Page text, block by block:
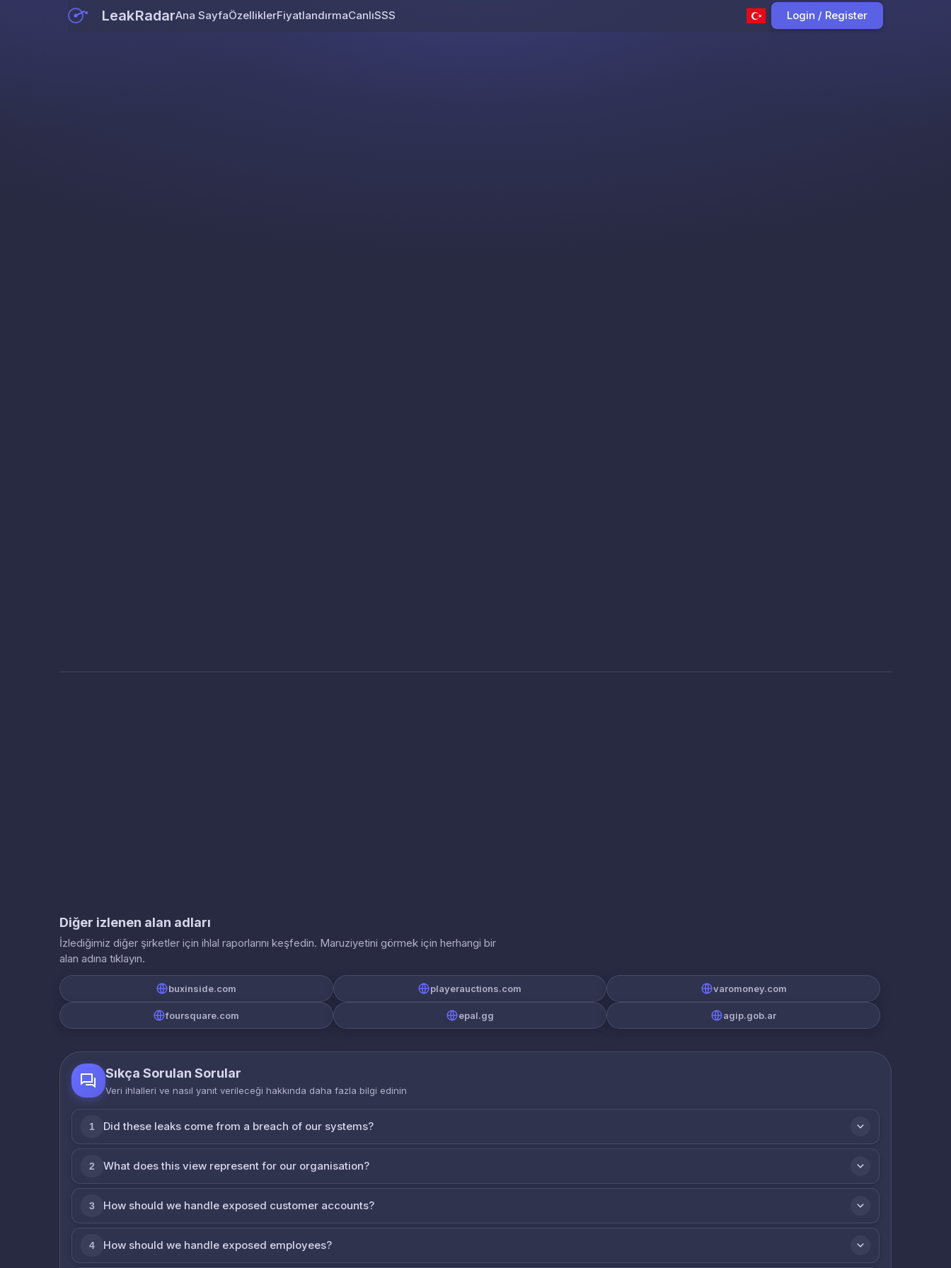
LeakRadarAna SayfaÖzelliklerFiyatlandırmaCanlıSSS Login / Register
Diğer izlenen alan adları
İzlediğimiz diğer şirketler için ihlal raporlarını keşfedin. Maruziyetini görmek için herhangi bir
alan adına tıklayın.
buxinside.com playerauctions.com varomoney.com
foursquare.com epal.gg agip.gob.ar
Sıkça Sorulan Sorular
Veri ihlalleri ve nasıl yanıt verileceği hakkında daha fazla bilgi edinin
1 Did these leaks come from a breach of our systems?
2 What does this view represent for our organisation?
3 How should we handle exposed customer accounts?
4 How should we handle exposed employees?